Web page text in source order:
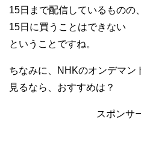
15日まで配信しているものの、
15日に買うことはできない
ということですね。
ちなみに、NHKのオンデマン
見るなら、おすすめは？
スポンサ